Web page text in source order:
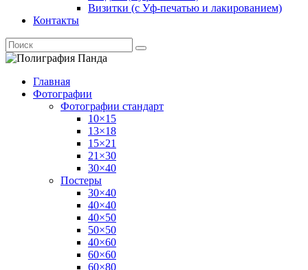
Визитки (с Уф-печатью и лакированием)
Контакты
Главная
Фотографии
Фотографии стандарт
10×15
13×18
15×21
21×30
30×40
Постеры
30×40
40×40
40×50
50×50
40×60
60×60
60×80